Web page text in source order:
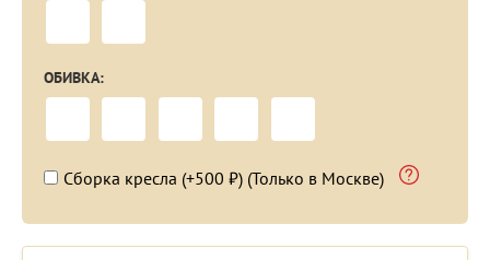
ОБИВКА:
Сборка кресла (+500 ₽) (Только в Москве)